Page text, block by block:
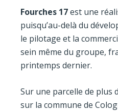
Fourches 17est une
puisqu’au-delà du
le pilotage et la
sein même du groupe,
printemps dernier.
Sur une parcelle de plus
sur la commune de